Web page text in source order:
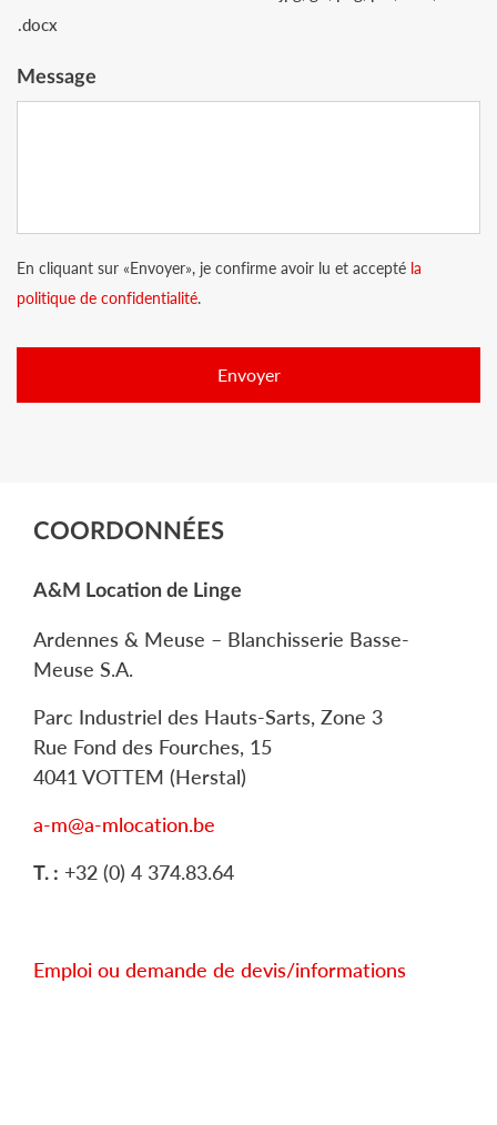
.docx
Message
En cliquant sur «Envoyer», je confirme avoir lu et accepté la
politique de confidentialité.
COORDONNÉES
A&M Location de Linge
Ardennes & Meuse – Blanchisserie Basse-
Meuse S.A.
Parc Industriel des Hauts-Sarts, Zone 3
Rue Fond des Fourches, 15
4041 VOTTEM (Herstal)
a-m@a-mlocation.be
T. : +32 (0) 4 374.83.64
Emploi ou demande de devis/informations